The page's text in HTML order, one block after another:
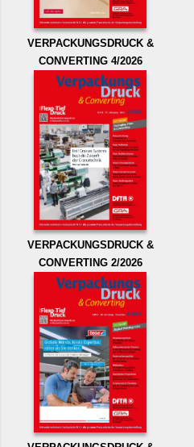
VERPACKUNGSDRUCK &
CONVERTING 4/2026
VERPACKUNGSDRUCK &
CONVERTING 2/2026